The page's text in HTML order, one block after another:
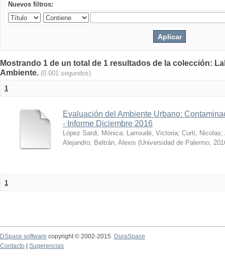
Nuevos filtros:
Mostrando 1 de un total de 1 resultados de la colección:
Ambiente. (0.001 segundos)
1
Evaluación del Ambiente Urbano:
- Informe Diciembre 2016
López Sardi, Mónica; Larroudé, Victoria; Curti, Nicolas;
Alejandro; Beltrán, Alexis (Universidad de Palermo,
1
DSpace software copyright © 2002-2015
DuraSpace
Contacto
Sugerencias